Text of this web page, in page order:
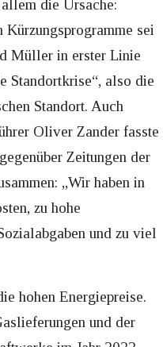
die Ursache:
sei
Müller in erster Linie
Standortkrise“, also die
Standort. Auch
Oliver Zander fasste
Zeitungen der
„Wir haben in
zu hohe
und zu viel
hohen Energiepreise.
und der